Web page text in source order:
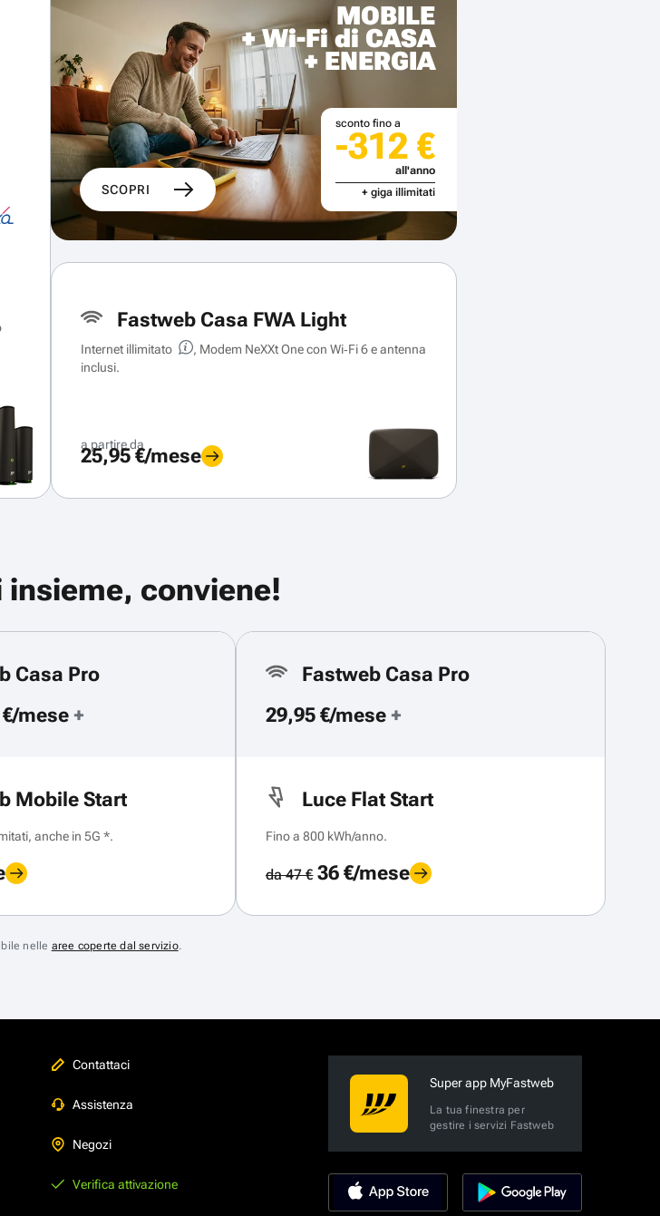
MOBILE
+ Wi-Fi di CASA
+ ENERGIA
SCOPRI
sconto fino a
-312 €
all'anno
+ giga illimitati
Fastweb Casa FWA Light
Internet illimitato
, Modem NeXXt One con Wi‑Fi 6 e antenna
inclusi.
a partire da
25,95 €/mese
insieme, conviene!
Casa Pro
mese +
Mobile Start
anche in 5G *.
Fastweb Casa Pro
29,95 €/mese +
Luce Flat Start
Fino a 800 kWh/anno.
da 47 €36 €/mese
nelle aree coperte dal servizio.
Contattaci
Assistenza
Negozi
Verifica attivazione
Super app MyFastweb
La tua finestra per
gestire i servizi Fastweb